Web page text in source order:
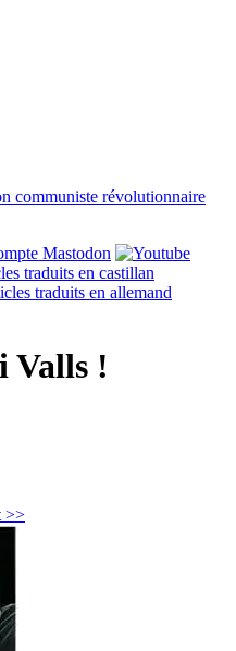
communiste révolutionnaire
Valls !
>>